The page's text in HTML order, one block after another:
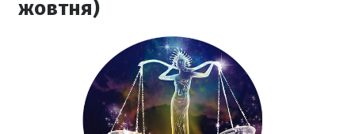
жовтня)